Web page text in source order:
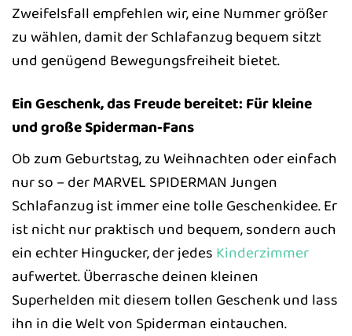
Zweifelsfall empfehlen wir, eine Nummer größer
zu wählen, damit der Schlafanzug bequem sitzt
und genügend Bewegungsfreiheit bietet.
Ein Geschenk, das Freude bereitet: Für kleine
und große Spiderman-Fans
Ob zum Geburtstag, zu Weihnachten oder einfach
nur so – der MARVEL SPIDERMAN Jungen
Schlafanzug ist immer eine tolle Geschenkidee. Er
ist nicht nur praktisch und bequem, sondern auch
ein echter Hingucker, der jedes Kinderzimmer
aufwertet. Überrasche deinen kleinen
Superhelden mit diesem tollen Geschenk und lass
ihn in die Welt von Spiderman eintauchen.